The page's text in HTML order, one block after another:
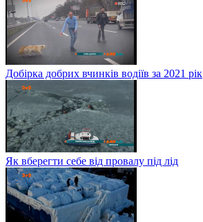
Добірка добрих вчинків водіїв за 2021 рік
Як вберегти себе від провалу під лід